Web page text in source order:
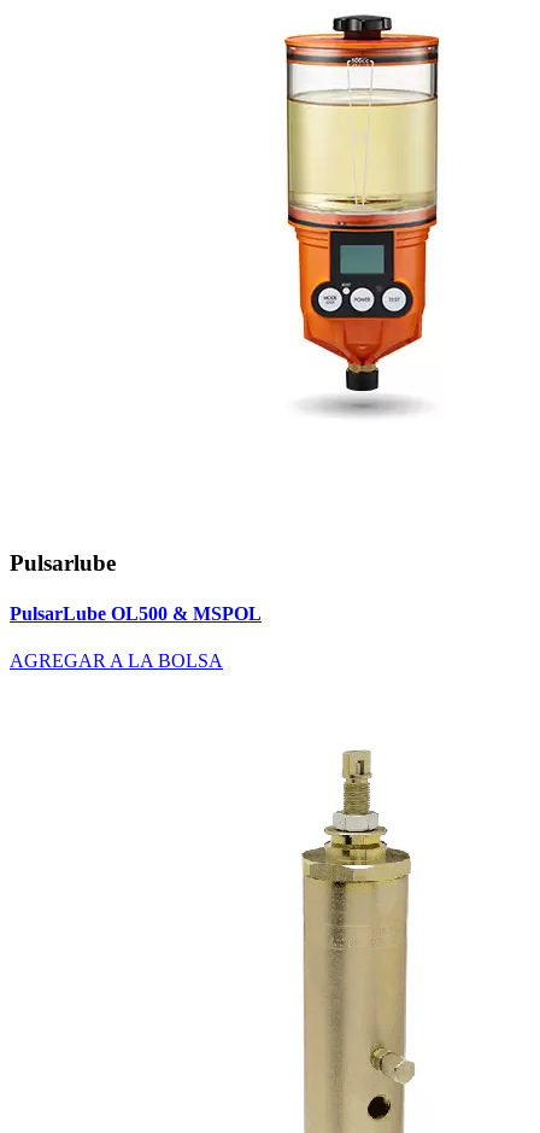
Pulsarlube
PulsarLube OL500 & MSPOL
AGREGAR A LA BOLSA